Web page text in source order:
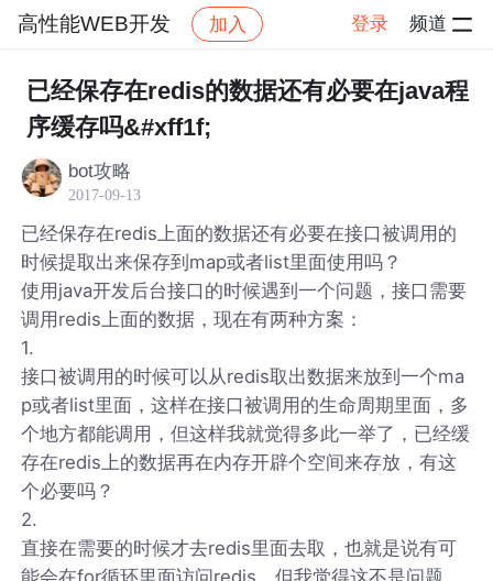
高性能WEB开发 加入 登录 频道
社区 高性能WEB开发 帖子详情
已经保存在redis的数据还有必要在java程
序缓存吗&#xff1f;
bot攻略
2017-09-13
已经保存在redis上面的数据还有必要在接口被调用的
时候提取出来保存到map或者list里面使用吗？
使用java开发后台接口的时候遇到一个问题，接口需要
调用redis上面的数据，现在有两种方案：
1.
接口被调用的时候可以从redis取出数据来放到一个ma
p或者list里面，这样在接口被调用的生命周期里面，多
个地方都能调用，但这样我就觉得多此一举了，已经缓
存在redis上的数据再在内存开辟个空间来存放，有这
个必要吗？
2.
直接在需要的时候才去redis里面去取，也就是说有可
能会在for循环里面访问redis，但我觉得这不是问题